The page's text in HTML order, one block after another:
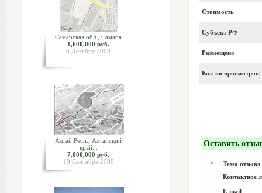
Самарская обл., Самара
1,600,000 руб.
6 Декабря 2009
Алтай Респ., Алтайский
край...
7,000,000 руб.
19 Сентября 2009
Стоимость
Субъект РФ
Размещено
Кол-во просмотров
Оставить
*
Тема отзыва
Контактное
E-mail